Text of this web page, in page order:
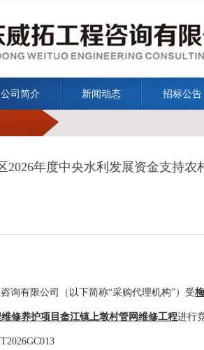
公司简介 新闻动态 招标公告
2026年度中央水利发展资金支持
询有限公司 （以下简称“采购代理机构”）受
修养护项目畲江镇上墩村管网维修工程进行